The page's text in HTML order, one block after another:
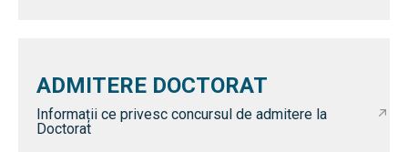
ADMITERE DOCTORAT
Informații ce privesc concursul de admitere la
Doctorat